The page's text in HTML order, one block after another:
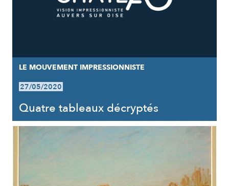
LE MOUVEMENT IMPRESSIONNISTE
27/05/2020
Quatre tableaux décryptés